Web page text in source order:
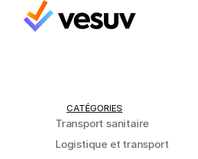
CATÉGORIES
Transport sanitaire
Logistique et transport